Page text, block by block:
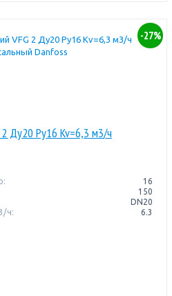
-27%
Ду20 Pу16 Kv=6,3 м3/ч
16
150
DN20
ч:
6.3